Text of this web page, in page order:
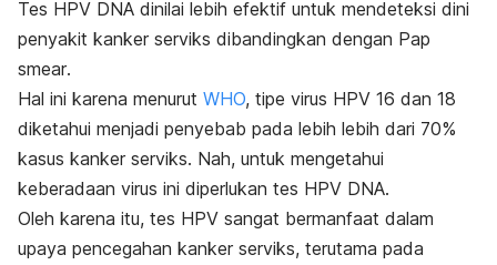
Tes HPV DNA dinilai lebih efektif untuk mendeteksi dini
penyakit kanker serviks dibandingkan dengan Pap
smear.
Hal ini karena menurut WHO, tipe virus HPV 16 dan 18
diketahui menjadi penyebab pada lebih lebih dari 70%
kasus kanker serviks. Nah, untuk mengetahui
keberadaan virus ini diperlukan tes HPV DNA.
Oleh karena itu, tes HPV sangat bermanfaat dalam
upaya pencegahan kanker serviks, terutama pada